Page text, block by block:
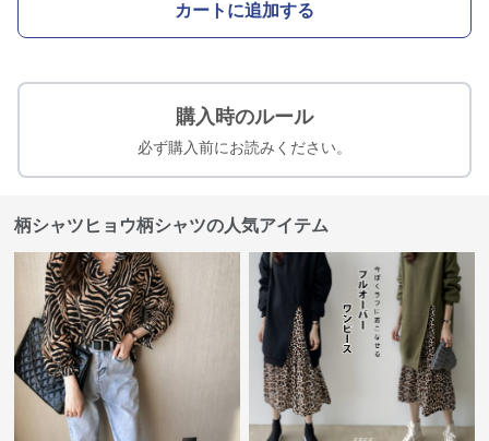
カートに追加する
購入時のルール
必ず購入前にお読みください。
柄シャツヒョウ柄シャツの人気アイテム